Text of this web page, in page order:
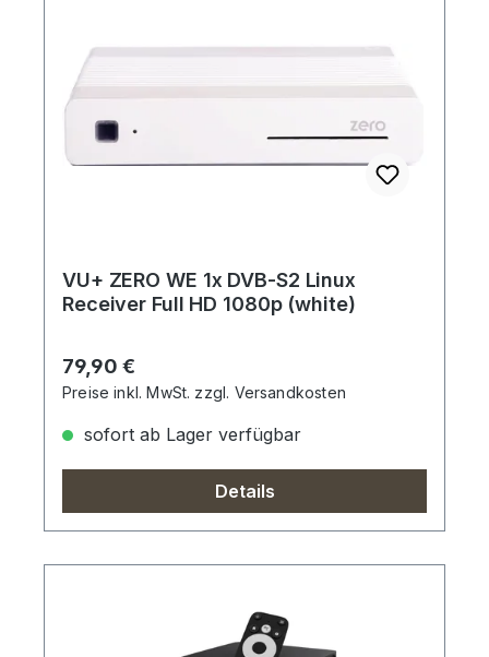
VU+ ZERO WE 1x DVB-S2 Linux
Receiver Full HD 1080p (white)
Regulärer Preis:
79,90 €
Preise inkl. MwSt. zzgl. Versandkosten
sofort ab Lager verfügbar
Details